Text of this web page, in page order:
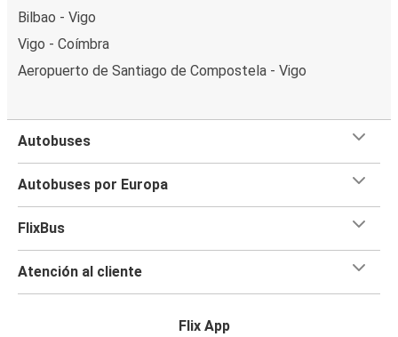
Bilbao - Vigo
Vigo - Coímbra
Aeropuerto de Santiago de Compostela - Vigo
Autobuses
Autobuses por Europa
FlixBus
Atención al cliente
Flix App